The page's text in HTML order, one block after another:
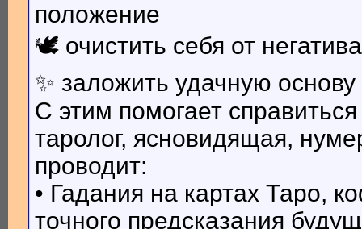
положение
🕊 очистить себя от
✨ заложить удачную
С этим помогает
таролог, ясновидящая,
проводит:
• Гадания на картах Таро,
точного предсказания